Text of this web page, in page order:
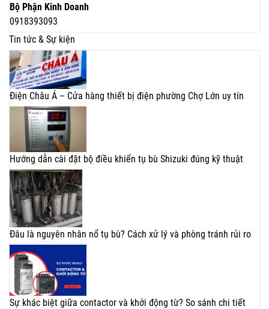
Bộ Phận Kinh Doanh
0918393093
Tin tức & Sự kiện
Điện Châu Á – Cửa hàng thiết bị điện phường Chợ Lớn uy tín
Hướng dẫn cài đặt bộ điều khiển tụ bù Shizuki đúng kỹ thuật
Đâu là nguyên nhân nổ tụ bù? Cách xử lý và phòng tránh rủi ro
Sự khác biệt giữa contactor và khởi động từ? So sánh chi tiết